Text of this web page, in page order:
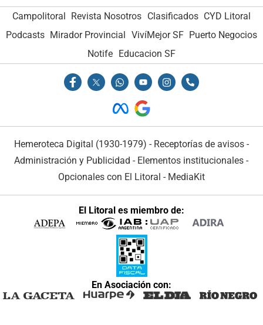
Campolitoral Revista Nosotros Clasificados CYD Litoral
Podcasts Mirador Provincial VivíMejor SF Puerto Negocios
Notife Educacion SF
Hemeroteca Digital (1930-1979) - Receptorías de avisos -
Administración y Publicidad - Elementos institucionales -
Opcionales con El Litoral - MediaKit
El Litoral es miembro de:
En Asociación con: